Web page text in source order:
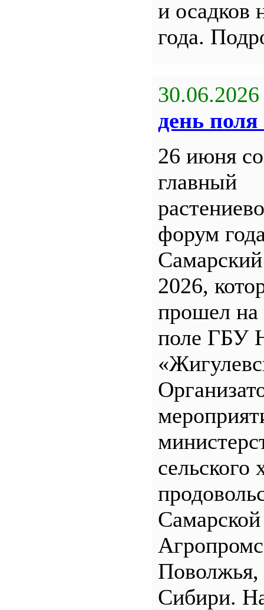
и осадков
года.
30.06.2026
день поля
26 июня
главный
форум
2026,
прошел
поле ГБУ
сельского
Поволжья,
Сибири.